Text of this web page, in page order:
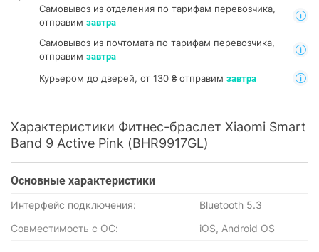
Самовывоз из отделения по тарифам перевозчика,
отправим завтра
Самовывоз из почтомата по тарифам перевозчика,
отправим завтра
Курьером до дверей, от 130 ₴ отправим завтра
Характеристики Фитнес-браслет Xiaomi Smart
Band 9 Active Pink (BHR9917GL)
Основные характеристики
Интерфейс подключения:
Bluetooth 5.3
Совместимость с ОС:
iOS, Android OS